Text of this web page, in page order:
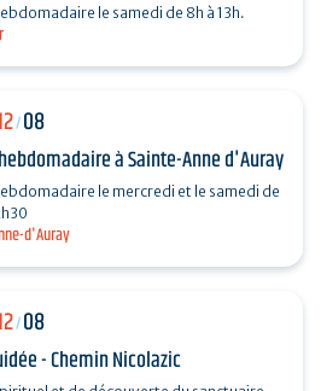
Marché hebdomadaire le samedi de 8h à 13h.
d'Auray
/08
à Sainte-Anne d'Auray
le mercredi et le samedi de
/08
- Chemin Nicolazic